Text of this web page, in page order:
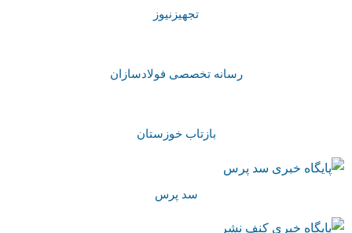
تجهیزنیوز
رسانه تخصصی فولادسازان
بازتاب خوزستان
سد پرس